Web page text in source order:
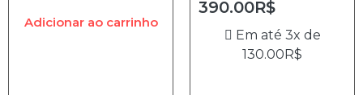
Adicionar ao carrinho
390.00R$
Em até 3x de
130.00R$